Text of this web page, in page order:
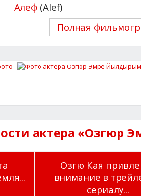
Алеф (Alef)
Полная
актера «Озгюр
Озгю Кая
внимание в
сериалу...